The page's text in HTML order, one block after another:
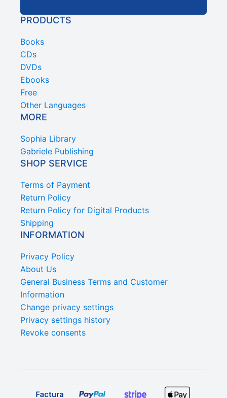
PRODUCTS
Books
CDs
DVDs
Ebooks
Free
Other Languages
MORE
Sophia Library
Gabriele Publishing
SHOP SERVICE
Terms of Payment
Return Policy
Return Policy for Digital Products
Shipping
INFORMATION
Privacy Policy
About Us
General Business Terms and Customer
Information
Change privacy settings
Privacy settings history
Revoke consents